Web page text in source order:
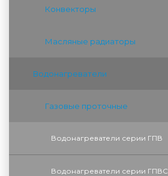
Конвекторы
Масляные радиаторы
Водонагреватели
Газовые проточные
Водонагреватели серии ГПВ
Водонагреватели серии ГПВС